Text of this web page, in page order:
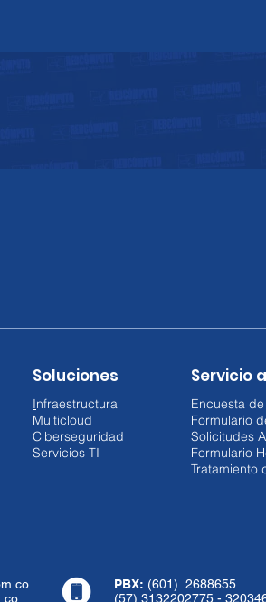
Soluciones
Infraestructura
Multicloud
Ciberseguridad
Servicios TI
Servicio
Encuesta
Formulario
Solicitudes
Formulario
Tratamiento
PBX: (601) 2688655
(57) 3132202775 -